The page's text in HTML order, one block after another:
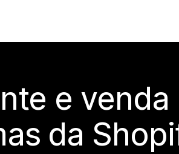
e venda
da